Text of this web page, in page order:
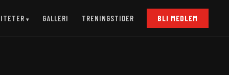
GALLERI TRENINGSTIDER BLI MEDLEM